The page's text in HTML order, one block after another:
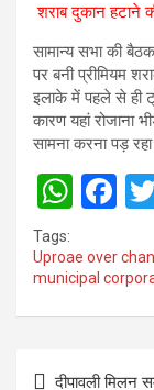
शराब दुकान हटाने
सामान्य सभा की
पर बनी प्रीमियम
इलाके में पहले से ही
कारण यहां रोजाना
सामना करना पड़
W
at
s
A
p
F
ce
b
o
o
Tags:
Uproae over
municipal
दीपावली मिलन